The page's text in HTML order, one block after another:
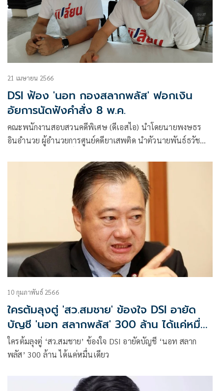
21 เมษายน 2566
DSI ฟ้อง 'นอท กองสลากพลัส' ฟอกเงิน
อัยการนัดฟังคำสั่ง 8 พ.ค.
คณะพนักงานสอบสวนคดีพิเศษ (ดีเอสไอ) นำโดยนายพงษธร
อินอำนวย ผู้อำนวยการศูนย์คดียาเสพติด นำตัวนายพันธ์ธวัช
10 กุมภาพันธ์ 2566
ใครต้มลุงตู่ 'สว.สมชาย' ข้องใจ DSI อายัด
บัญชี 'นอท สลากพลัส' 300 ล้าน ได้แค่หมื่น
เดียว
ใครต้มลุงตู่ ‘สว.สมชาย’ ข้องใจ DSI อายัดบัญชี ‘นอท สลาก
พลัส’ 300 ล้าน ได้แค่หมื่นเดียว